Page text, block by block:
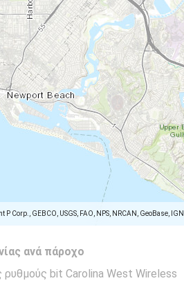
Corp., GEBCO, USGS, FAO, NPS, NRCAN, GeoBase,
ανά πάροχο
bit Carolina West Wireless